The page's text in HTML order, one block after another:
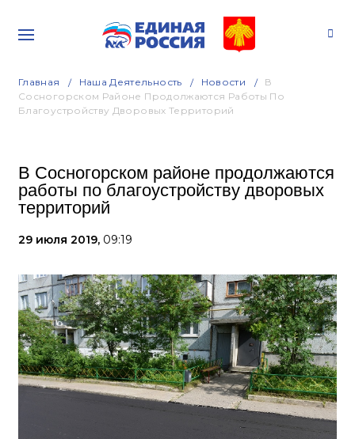
Главная Наша Деятельность Новости
В
Сосногорском Районе Продолжаются Работы По
Благоустройству Дворовых Территорий
В Сосногорском районе продолжаются
работы по благоустройству дворовых
территорий
29 июля 2019, 09:19